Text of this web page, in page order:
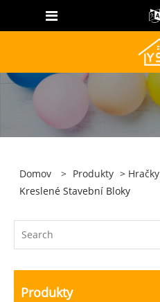
Domov > Produkty > Hračky
Kreslené Stavební Bloky
Produkty